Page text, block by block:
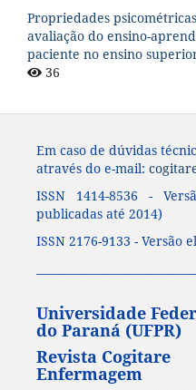
Propriedades
avaliação do ensino-
paciente no ensino
36
Em caso de dúvidas
através do e-mail:
ISSN 1414-8536 -
publicadas até 2014)
ISSN 2176-9133 - Versão
Universidade
do Paraná (UFPR)
Revista Cogitare
Enfermagem